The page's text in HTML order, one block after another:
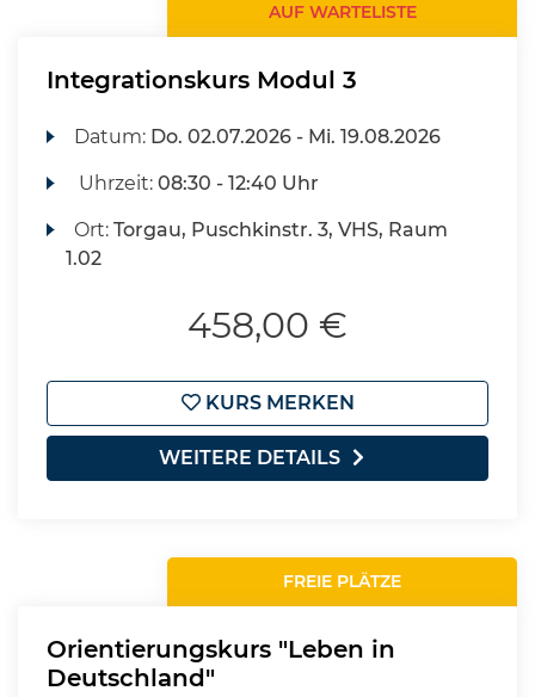
AUF WARTELISTE
Integrationskurs Modul 3
Datum: Do. 02.07.2026 - Mi. 19.08.2026
Uhrzeit:08:30 - 12:40 Uhr
Ort:Torgau, Puschkinstr. 3, VHS, Raum
1.02
458,00 €
KURS MERKEN
WEITERE DETAILS
FREIE PLÄTZE
Orientierungskurs "Leben in
Deutschland"